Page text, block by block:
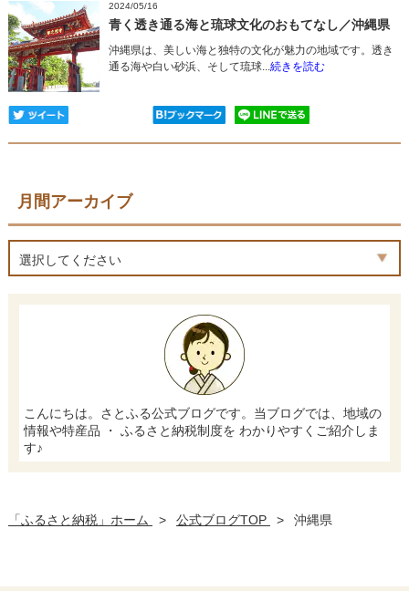
2024/05/16
青く透き通る海と琉球文化のおもてなし／沖縄県
沖縄県は、美しい海と独特の文化が魅力の地域です。透き
通る海や白い砂浜、そして琉球...続きを読む
月間アーカイブ
選択してください
こんにちは。さとふる公式ブログです。当ブログでは、地域の
情報や特産品 ・ ふるさと納税制度を わかりやすくご紹介しま
す♪
「ふるさと納税」ホーム > 公式ブログTOP > 沖縄県